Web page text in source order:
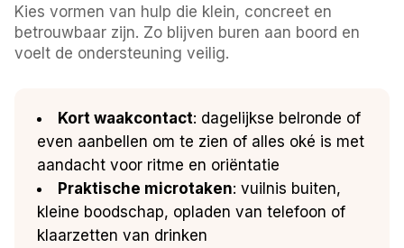
Kies vormen van hulp die klein, concreet en
betrouwbaar zijn. Zo blijven buren aan boord en
voelt de ondersteuning veilig.
Kort waakcontact: dagelijkse belronde of
even aanbellen om te zien of alles oké is met
aandacht voor ritme en oriëntatie
Praktische microtaken: vuilnis buiten,
kleine boodschap, opladen van telefoon of
klaarzetten van drinken